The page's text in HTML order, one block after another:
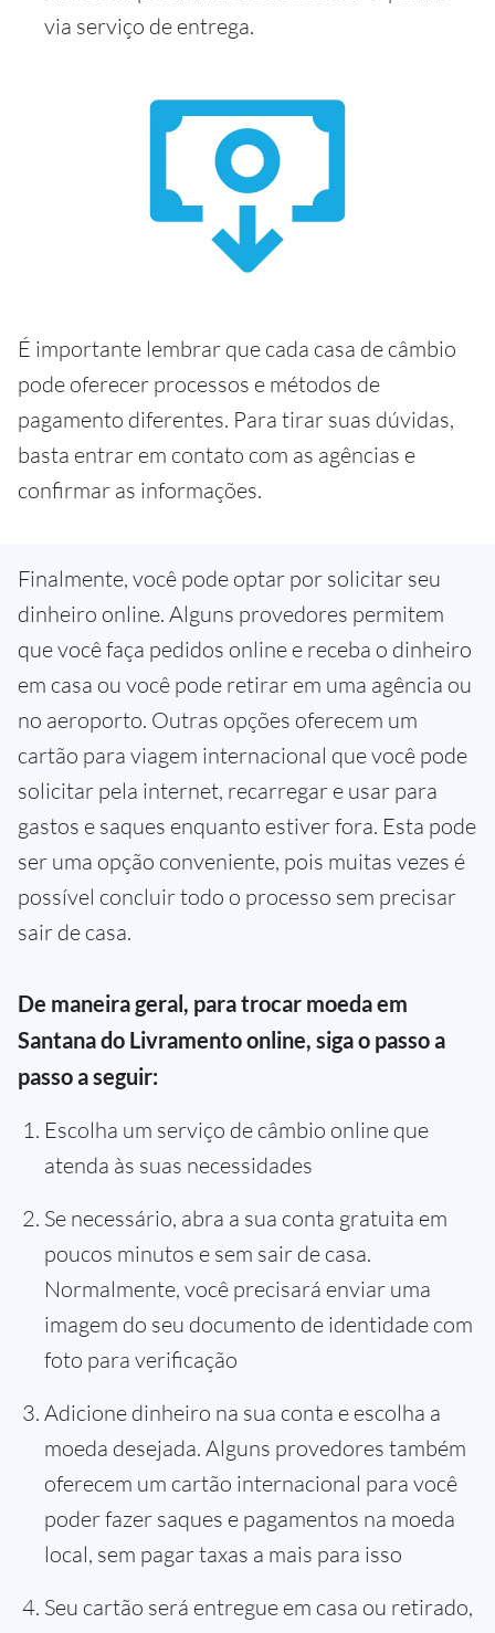
via serviço de entrega.
É importante lembrar que cada casa de câmbio
pode oferecer processos e métodos de
pagamento diferentes. Para tirar suas dúvidas,
basta entrar em contato com as agências e
confirmar as informações.
Finalmente, você pode optar por solicitar seu
dinheiro online. Alguns provedores permitem
que você faça pedidos online e receba o dinheiro
em casa ou você pode retirar em uma agência ou
no aeroporto. Outras opções oferecem um
cartão para viagem internacional que você pode
solicitar pela internet, recarregar e usar para
gastos e saques enquanto estiver fora. Esta pode
ser uma opção conveniente, pois muitas vezes é
possível concluir todo o processo sem precisar
sair de casa.
De maneira geral, para trocar moeda em
Santana do Livramento online, siga o passo a
passo a seguir:
Escolha um serviço de câmbio online que
atenda às suas necessidades
Se necessário, abra a sua conta gratuita em
poucos minutos e sem sair de casa.
Normalmente, você precisará enviar uma
imagem do seu documento de identidade com
foto para verificação
Adicione dinheiro na sua conta e escolha a
moeda desejada. Alguns provedores também
oferecem um cartão internacional para você
poder fazer saques e pagamentos na moeda
local, sem pagar taxas a mais para isso
Seu cartão será entregue em casa ou retirado,